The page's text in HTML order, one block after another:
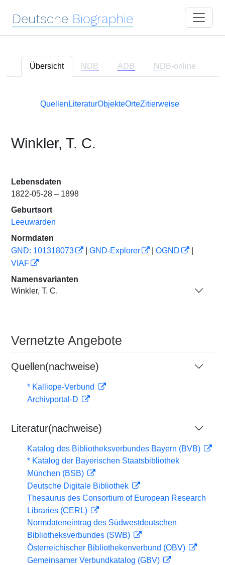
Deutsche Biographie
Übersicht NDB ADB NDB-online
Quellen LiteraturObjekteOrteZitierweise
Winkler, T. C.
Lebensdaten
1822-05-28 – 1898
Geburtsort
Leeuwarden
Normdaten
GND: 101318073
GND-Explorer OGND
VIAF
Namensvarianten
Winkler, T. C.
Vernetzte Angebote
Quellen(nachweise)
* Kalliope-Verbund
Archivportal-D
Literatur(nachweise)
Katalog des Bibliotheksverbundes Bayern (BVB)
* Katalog der Bayerischen Staatsbibliothek
München (BSB)
Deutsche Digitale Bibliothek
Thesaurus des Consortium of European Research
Libraries (CERL)
Normdateneintrag des Südwestdeutschen
Bibliotheksverbundes (SWB)
Österreichischer Bibliothekenverbund (OBV)
Gemeinsamer Verbundkatalog (GBV)